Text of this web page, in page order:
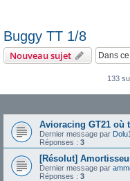
Buggy TT 1/8
Nouveau sujet
133
Avioracing GT21 où
Dernier message par
Réponses : 3
[Résolut]
Dernier message par
Réponses : 3